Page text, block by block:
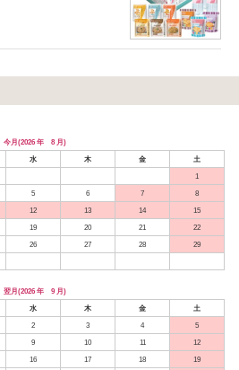
今月(2026 年 8 月)
水 木 金
土
1
5 6 7
8
12 13 14
15
19 20 21
22
26 27 28
29
翌月(2026 年 9 月)
水 木 金
土
2 3 4
5
9 10 11
12
16 17 18
19